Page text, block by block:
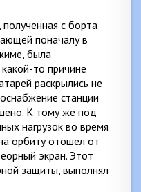
с борта
поначалу в
была
то причине
раскрылись не
станции
К тому же под
нагрузок во время
орбиту отошел от
экран. Этот
защиты, выполнял